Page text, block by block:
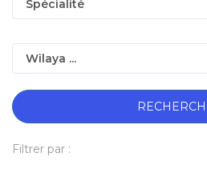
Filtrer par :